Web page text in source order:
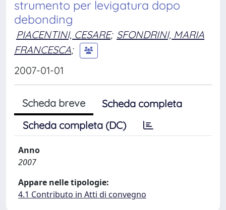
strumento per levigatura dopo
debonding
PIACENTINI, CESARE; SFONDRINI, MARIA
FRANCESCA;
2007-01-01
Scheda breve
Scheda completa
Scheda completa (DC)
Anno
2007
Appare nelle tipologie:
4.1 Contributo in Atti di convegno